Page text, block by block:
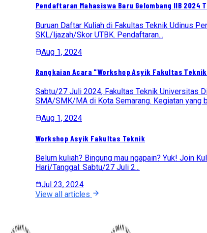
Pendaftaran Mahasiswa Baru Gelombang IIB 2024
Buruan Daftar Kuliah di Fakultas Teknik Udinus
SKL/Ijazah/Skor UTBK. Pendaftaran...
Aug 1, 2024
Rangkaian Acara "Workshop Asyik Fakultas
Sabtu/27 Juli 2024, Fakultas Teknik Universitas
SMA/SMK/MA di Kota Semarang. Kegiatan yang
Aug 1, 2024
Workshop Asyik Fakultas Teknik
Belum kuliah? Bingung mau ngapain? Yuk! Join
Hari/Tanggal: Sabtu/27 Juli 2...
Jul 23, 2024
View all articles